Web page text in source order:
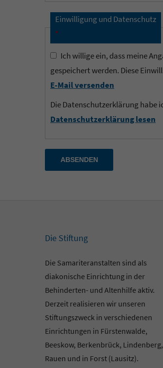
Einwilligung und Datenschutz
*
Ich willige ein, dass meine
gespeichert werden. Diese
E-Mail versenden
Die Datenschutzerklärung habe
Datenschutzerklärung lesen
ABSENDEN
Die Stiftung
Die Samariteranstalten sind als
diakonische Einrichtung in der
Behinderten- und Altenhilfe aktiv.
Derzeit realisieren wir unseren
Stiftungszweck in verschiedenen
Einrichtungen in Fürstenwalde,
Beeskow, Berkenbrück, Lindenberg,
Rauen und in Forst (Lausitz).